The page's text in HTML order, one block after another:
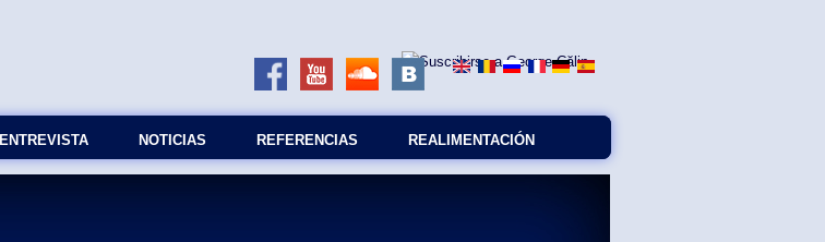
ENTREVISTA NOTICIAS REFERENCIAS REALIMENTACIÓN